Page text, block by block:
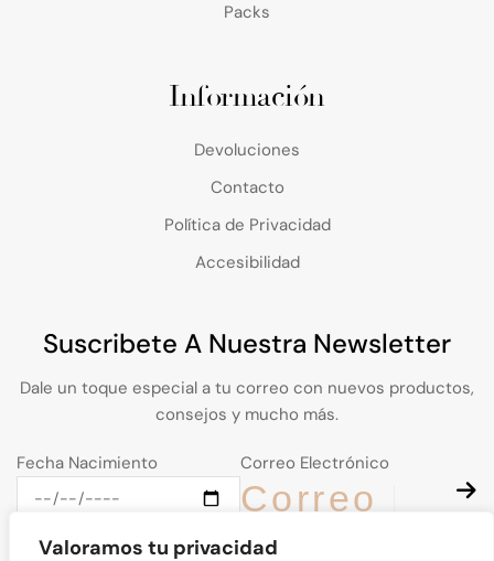
Valoramos tu privacidad
Packs
Información
Devoluciones
Contacto
Política de Privacidad
Accesibilidad
Suscribete A Nuestra Newsletter
Dale un toque especial a tu correo con nuevos productos,
consejos y mucho más.
Fecha Nacimiento Correo Electrónico